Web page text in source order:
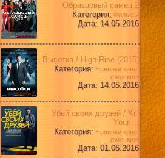
Образцовый самец 2
Категория: Фильмы
Дата: 14.05.2016
Высотка / High-Rise (2015)
Категория: Новинки кино,
фильмов
Дата: 14.05.2016
Убей своих друзей / Kill
Your ...
Категория: Новинки кино,
фильмов
Дата: 01.05.2016